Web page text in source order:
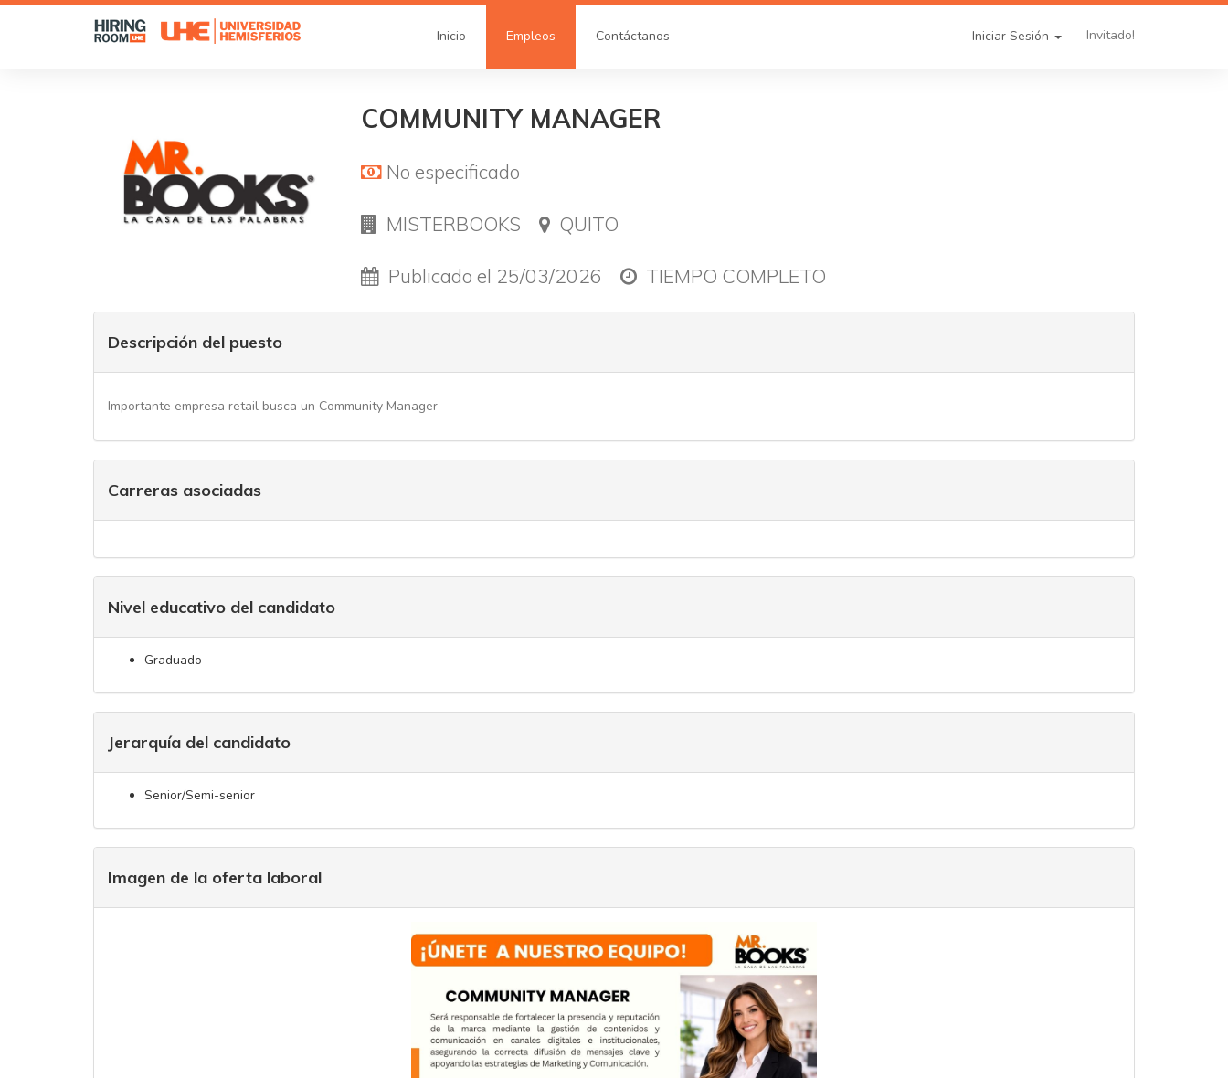
Inicio Empleos Contáctanos Iniciar Sesión Invitado!
COMMUNITY MANAGER
No especificado
MISTERBOOKS QUITO
Publicado el 25/03/2026 TIEMPO COMPLETO
Descripción del puesto
Importante empresa retail busca un Community Manager
Carreras asociadas
Nivel educativo del candidato
Graduado
Jerarquía del candidato
Senior/Semi-senior
Imagen de la oferta laboral